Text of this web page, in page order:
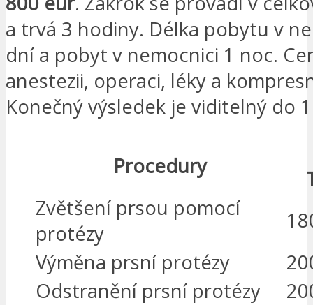
a trvá 3 hodiny. Délka pobytu v
dní a pobyt v nemocnici 1 noc.
anestezii, operaci, léky a
Konečný výsledek je viditelný do
Procedury
Zvětšení prsou pomocí
protézy
Výměna prsní protézy
Odstranění prsní protézy